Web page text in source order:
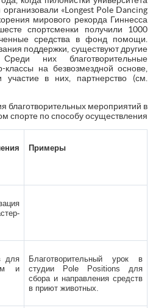
«Longest Pole Dancing
мирового рекорда Гиннесса
спортсменки получили 1000
средства в фонд помощи.
поддержки, существуют другие
них благотворительные
на безвозмездной основе,
участие в них, партнерство (см.
благотворительных мероприятий в
спорте по способу осуществления
Примеры
для
и
Благотворительный урок в
студии Pole Positions для
сбора и направления средств
в приют животных.